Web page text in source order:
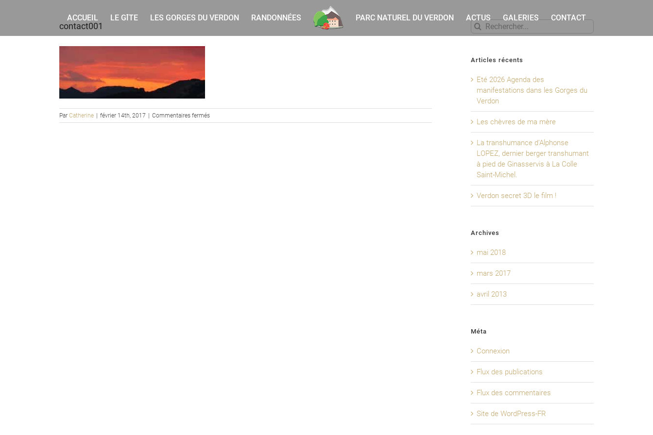
ACCUEIL LE GÎTE LES GORGES DU VERDON RANDONNÉES PARC NATUREL DU VERDON ACTUS GALERIES CONTACT
contact001
Par Catherine février 14th, 2017 Commentaires ferméssur
contact001
Rechercher
Articles récents
Eté 2026 Agenda des
manifestations dans les Gorges du
Verdon
Les chèvres de ma mère
La transhumance d’Alphonse
LOPEZ, dernier berger transhumant
à pied de Ginasservis à La Colle
Saint-Michel.
Verdon secret 3D le film !
Archives
mai 2018
mars 2017
avril 2013
Méta
Connexion
Flux des publications
Flux des commentaires
Site de WordPress-FR